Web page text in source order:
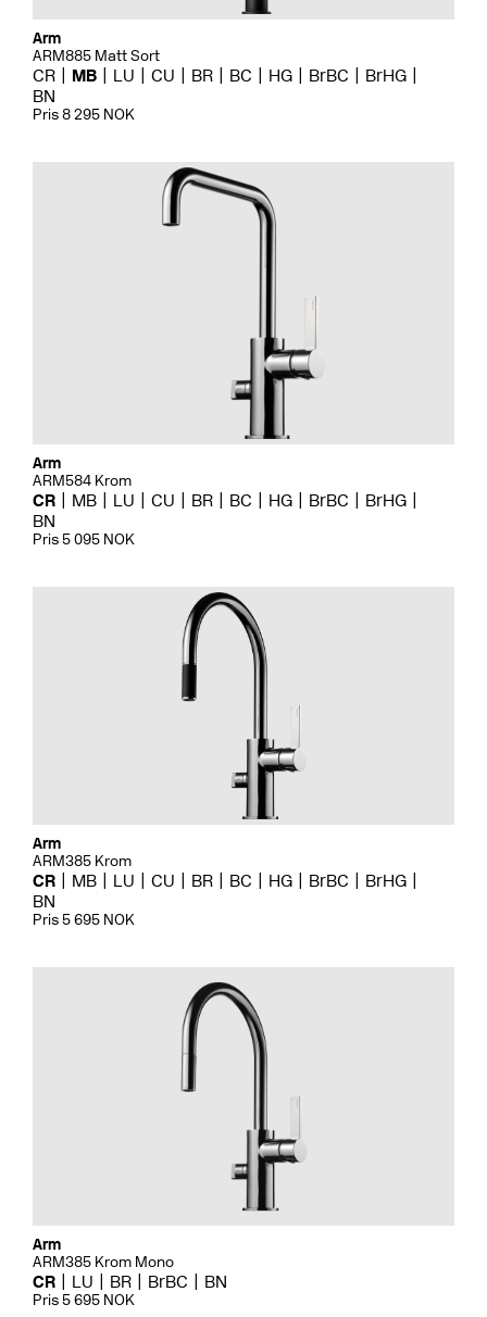
Arm
ARM885 Matt Sort
CR MB LU CU BR BC HG BrBC
BrHG
BN
Pris 8 295 NOK
Arm
ARM584 Krom
CR MB LU CU BR BC HG BrBC
BrHG
BN
Pris 5 095 NOK
Arm
ARM385 Krom
CR MB LU CU BR BC HG BrBC
BrHG
BN
Pris 5 695 NOK
Arm
ARM385 Krom Mono
CR LU BR BrBC BN
Pris 5 695 NOK